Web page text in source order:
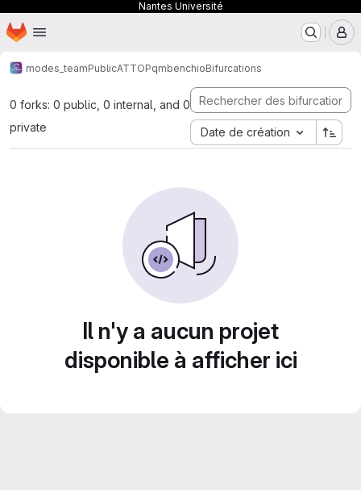
Nantes Université
Passer au contenu principal
Page d'accueil
modes_teamPublicATTOPqmbenchioBifurcations
0 forks: 0 public, 0 internal, and 0
private
Date de création
Il n'y a aucun projet
disponible à afficher ici